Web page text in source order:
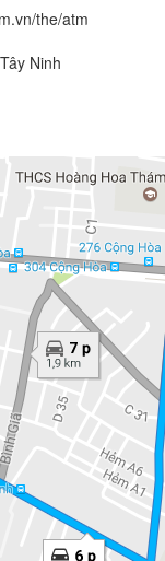
the/atm
Ninh